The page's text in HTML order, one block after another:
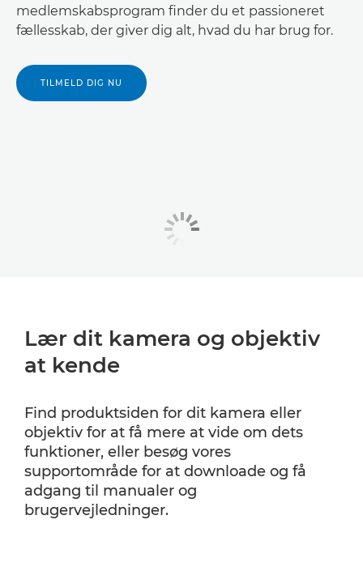
medlemskabsprogram finder du et passioneret
fællesskab, der giver dig alt, hvad du har brug for.
TILMELD DIG NU
Lær dit kamera og objektiv
at kende
Find produktsiden for dit kamera eller
objektiv for at få mere at vide om dets
funktioner, eller besøg vores
supportområde for at downloade og få
adgang til manualer og
brugervejledninger.